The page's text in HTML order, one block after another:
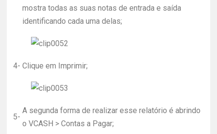
mostra todas as suas notas de entrada e saída
identificando cada uma delas;
4- Clique em Imprimir;
5-
A segunda forma de realizar esse relatório é abrindo
o VCASH > Contas a Pagar;